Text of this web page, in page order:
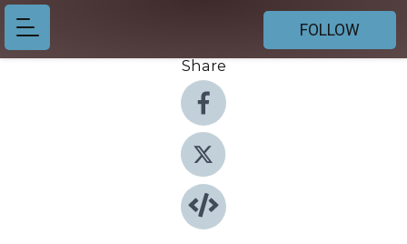
FOLLOW
Share